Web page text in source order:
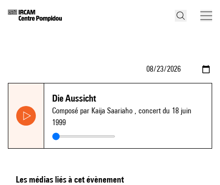
Die Aussicht
Composé par Kaija Saariaho , concert du 18 juin
1999
Les médias liés à cet évènement